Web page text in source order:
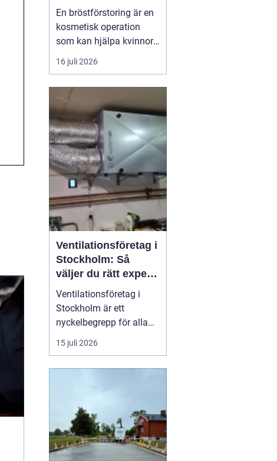
självförtroendet
En bröstförstoring är en
kosmetisk operation
som kan hjälpa kvinnor
att uppnå de bröst de
alltid har drömt om.
om att återställa
volymen efter graviditet
och amning, korrigera
oj&a...
16 juli 2026
Ventilationsföretag i
Stockholm: Så
väljer du rätt expert
på frisk luft
Ventilationsföretag i
Stockholm är ett
nyckelbegrepp för alla
som vill ha bättre
inomhusluft, lägre
söker efter ett kunnigt
företag i huvudstaden
som kan hjälp...
15 juli 2026